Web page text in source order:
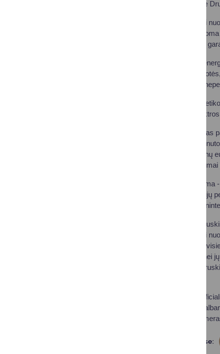
problemoms“, - sakė
Anot jo, Druskininkai
projektus, tad
interesus atliepiantis
Šiuo metu elektros
transformatorių
galimybės užtikrinti
Susitikime su
taip pat aptartas
Meras R. Malinauskas
ant pastatų stogų ar
kelių dešimčių milijonų
paramos šie
Dar viena opi
Lietuvos gamtinių dujų
priklausoma nuo
2017 metų rudenį
metais pradėjo veikti
reikiamo dujų kiekio
vartotojams, o katilinei
pagrindinis kuras.
„Jau prasidėjusios
atstovais pagaliau
tą padaryti“, - sakė
Dalintis soc. tinkluose: